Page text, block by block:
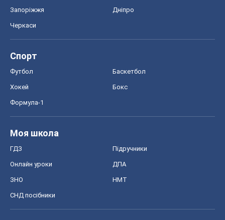
Запоріжжя Дніпро
Черкаси
Спорт
Футбол Баскетбол
Хокей Бокс
Формула-1
Моя школа
ГДЗ Підручники
Онлайн уроки ДПА
ЗНО НМТ
СНД посібники